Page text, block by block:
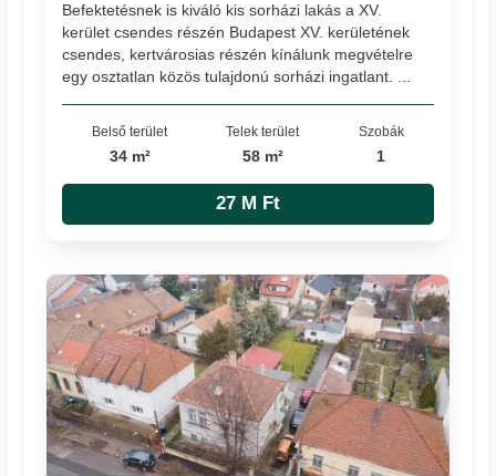
Befektetésnek is kiváló kis sorházi lakás a XV.
kerület csendes részén Budapest XV. kerületének
csendes, kertvárosias részén kínálunk megvételre
egy osztatlan közös tulajdonú sorházi ingatlant. ...
Belső terület
34 m²
Telek terület
58 m²
Szobák
1
27 M Ft